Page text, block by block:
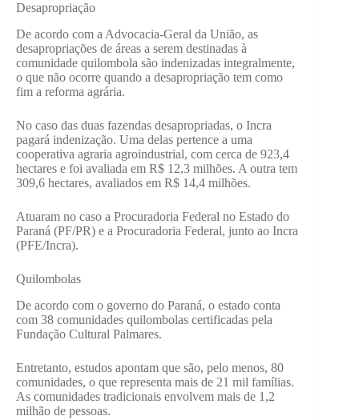
Desapropriação
De acordo com a Advocacia-Geral da União, as
desapropriações de áreas a serem destinadas à
comunidade quilombola são indenizadas integralmente,
o que não ocorre quando a desapropriação tem como
fim a reforma agrária.
No caso das duas fazendas desapropriadas, o Incra
pagará indenização. Uma delas pertence a uma
cooperativa agraria agroindustrial, com cerca de 923,4
hectares e foi avaliada em R$ 12,3 milhões. A outra tem
309,6 hectares, avaliados em R$ 14,4 milhões.
Atuaram no caso a Procuradoria Federal no Estado do
Paraná (PF/PR) e a Procuradoria Federal, junto ao Incra
(PFE/Incra).
Quilombolas
De acordo com o governo do Paraná, o estado conta
com 38 comunidades quilombolas certificadas pela
Fundação Cultural Palmares.
Entretanto, estudos apontam que são, pelo menos, 80
comunidades, o que representa mais de 21 mil famílias.
As comunidades tradicionais envolvem mais de 1,2
milhão de pessoas.